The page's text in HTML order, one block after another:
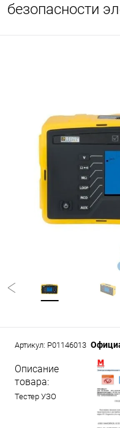
безопасности
Артикул: P01146013
Описание
товара:
Тестер УЗО